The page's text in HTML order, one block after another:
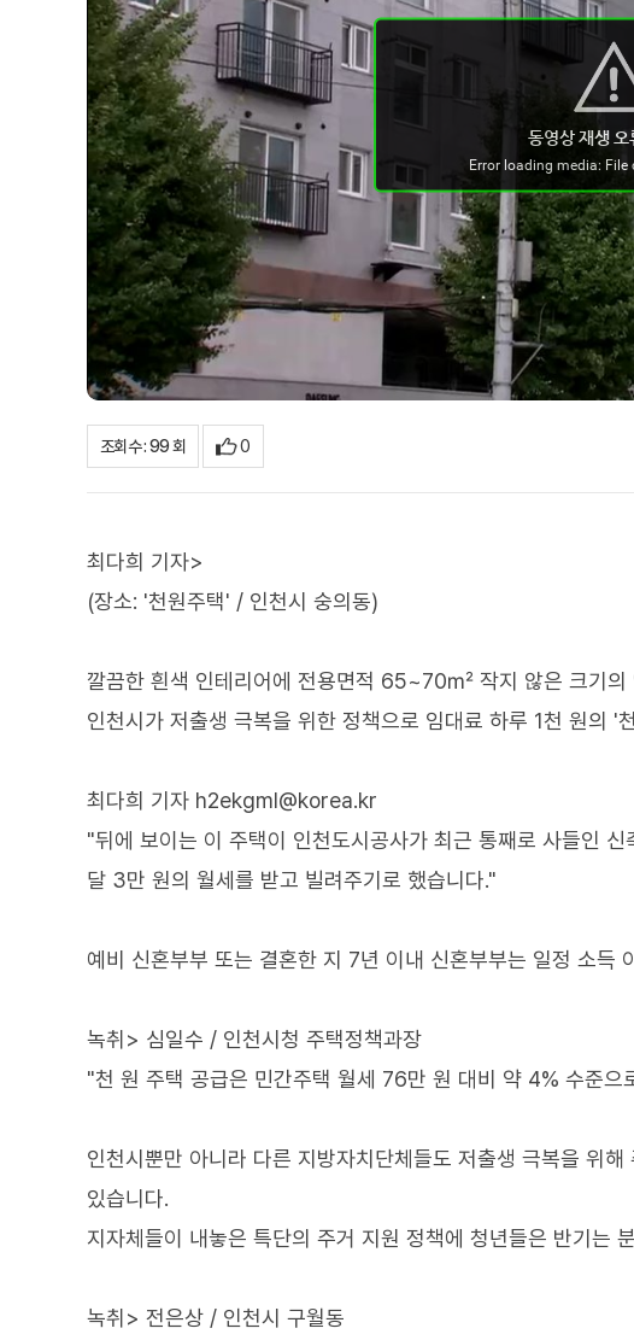
조회수 : 99 회 0
최다희 기자>
(장소: '천원주택' / 인천시 숭의동)
깔끔한 흰색 인테리어에 전용면적 65~70㎡ 작지 않은 크기의
인천시가 저출생 극복을 위한 정책으로 임대료 하루 1천 원의 '
최다희 기자 h2ekgml@korea.kr
"뒤에 보이는 이 주택이 인천도시공사가 최근 통째로 사들인
달 3만 원의 월세를 받고 빌려주기로 했습니다."
예비 신혼부부 또는 결혼한 지 7년 이내 신혼부부는 일정 소득
녹취> 심일수 / 인천시청 주택정책과장
"천 원 주택 공급은 민간주택 월세 76만 원 대비 약 4% 수준으
인천시뿐만 아니라 다른 지방자치단체들도 저출생 극복을 위
있습니다.
지자체들이 내놓은 특단의 주거 지원 정책에 청년들은 반기는
녹취> 전은상 / 인천시 구월동